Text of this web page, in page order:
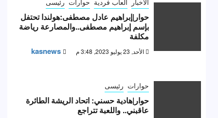
حوار|إبراهيم عادل مصطفى:هولندا تحتفل
بإسم إبراهيم مصطفى..والمصارعة رياضة
مكلفة
الأحد, 23 يوليو 2023, 3:48 م kasnews
حوارات رئيسى
حوار|هادية حسني: اتحاد الريشة الطائرة
عاقبني.. واللعبة تتراجع